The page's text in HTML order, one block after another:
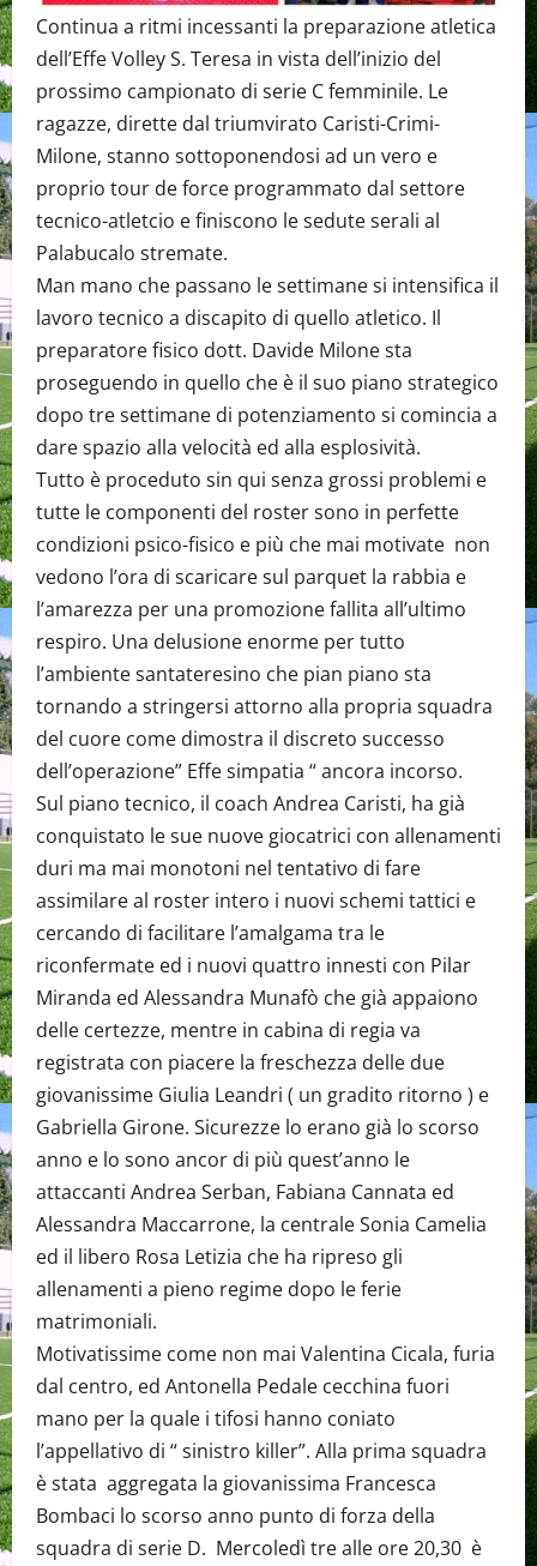
Continua a ritmi incessanti la preparazione atletica
dell’Effe Volley S. Teresa in vista dell’inizio del
prossimo campionato di serie C femminile. Le
ragazze, dirette dal triumvirato Caristi-Crimi-
Milone, stanno sottoponendosi ad un vero e
proprio tour de force programmato dal settore
tecnico-atletcio e finiscono le sedute serali al
Palabucalo stremate.
Man mano che passano le settimane si intensifica il
lavoro tecnico a discapito di quello atletico. Il
preparatore fisico dott. Davide Milone sta
proseguendo in quello che è il suo piano strategico
dopo tre settimane di potenziamento si comincia a
dare spazio alla velocità ed alla esplosività.
Tutto è proceduto sin qui senza grossi problemi e
tutte le componenti del roster sono in perfette
condizioni psico-fisico e più che mai motivate non
vedono l’ora di scaricare sul parquet la rabbia e
l’amarezza per una promozione fallita all’ultimo
respiro. Una delusione enorme per tutto
l’ambiente santateresino che pian piano sta
tornando a stringersi attorno alla propria squadra
del cuore come dimostra il discreto successo
dell’operazione” Effe simpatia “ ancora incorso.
Sul piano tecnico, il coach Andrea Caristi, ha già
conquistato le sue nuove giocatrici con allenamenti
duri ma mai monotoni nel tentativo di fare
assimilare al roster intero i nuovi schemi tattici e
cercando di facilitare l’amalgama tra le
riconfermate ed i nuovi quattro innesti con Pilar
Miranda ed Alessandra Munafò che già appaiono
delle certezze, mentre in cabina di regia va
registrata con piacere la freschezza delle due
giovanissime Giulia Leandri ( un gradito ritorno ) e
Gabriella Girone. Sicurezze lo erano già lo scorso
anno e lo sono ancor di più quest’anno le
attaccanti Andrea Serban, Fabiana Cannata ed
Alessandra Maccarrone, la centrale Sonia Camelia
ed il libero Rosa Letizia che ha ripreso gli
allenamenti a pieno regime dopo le ferie
matrimoniali.
Motivatissime come non mai Valentina Cicala, furia
dal centro, ed Antonella Pedale cecchina fuori
mano per la quale i tifosi hanno coniato
l’appellativo di “ sinistro killer”. Alla prima squadra
è stata aggregata la giovanissima Francesca
Bombaci lo scorso anno punto di forza della
squadra di serie D. Mercoledì tre alle ore 20,30 è